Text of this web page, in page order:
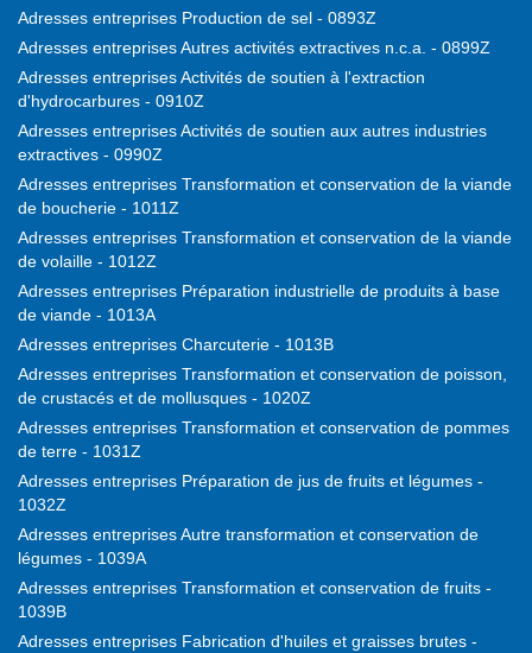
Adresses entreprises Production de sel - 0893Z
Adresses entreprises Autres activités extractives n.c.a. - 0899Z
Adresses entreprises Activités de soutien à l'extraction
d'hydrocarbures - 0910Z
Adresses entreprises Activités de soutien aux autres industries
extractives - 0990Z
Adresses entreprises Transformation et conservation de la viande
de boucherie - 1011Z
Adresses entreprises Transformation et conservation de la viande
de volaille - 1012Z
Adresses entreprises Préparation industrielle de produits à base
de viande - 1013A
Adresses entreprises Charcuterie - 1013B
Adresses entreprises Transformation et conservation de poisson,
de crustacés et de mollusques - 1020Z
Adresses entreprises Transformation et conservation de pommes
de terre - 1031Z
Adresses entreprises Préparation de jus de fruits et légumes -
1032Z
Adresses entreprises Autre transformation et conservation de
légumes - 1039A
Adresses entreprises Transformation et conservation de fruits -
1039B
Adresses entreprises Fabrication d'huiles et graisses brutes -